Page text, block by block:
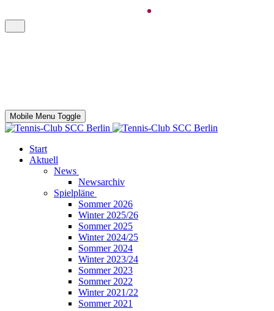
Mobile Menu Toggle
Start
Aktuell
News
Newsarchiv
Spielpläne
Sommer 2026
Winter 2025/26
Sommer 2025
Winter 2024/25
Sommer 2024
Winter 2023/24
Sommer 2023
Sommer 2022
Winter 2021/22
Sommer 2021